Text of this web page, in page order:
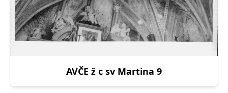
AVČE ž c sv Martina 9